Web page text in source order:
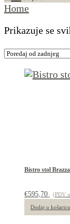
Home
Prikazuje se
Bistro stol
€595,70 (PDV
Dodaj u košaricu